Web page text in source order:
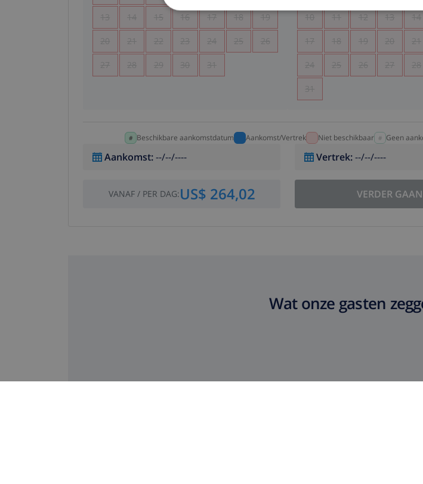
13 14 15 16 17 18 19
20 21 22 23 24 25 26
27 28 29 30 31
10 11 12 13 14
17 18 19 20 21
24 25 26 27 28
31
Beschikbare aankomstdatum Aankomst/Vertrek Niet beschikbaar Geen
Aankomst:--/--/---- Vertrek:--/--/----
VANAF/ PER DAG:US$ 264,02 VERDER GAAN
Wat onze gasten